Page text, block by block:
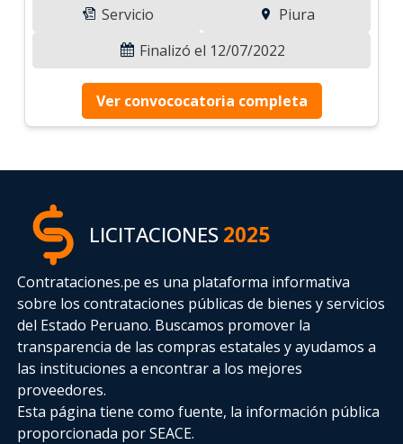
Servicio
Piura
Finalizó el 12/07/2022
Ver convococatoria completa
LICITACIONES2025
Contrataciones.pe es una plataforma informativa
sobre los contrataciones públicas de bienes y servicios
del Estado Peruano. Buscamos promover la
transparencia de las compras estatalesy ayudamos a
las instituciones a encontrar a los mejores
proveedores.
Esta página tiene como fuente, la información pública
proporcionada por SEACE.